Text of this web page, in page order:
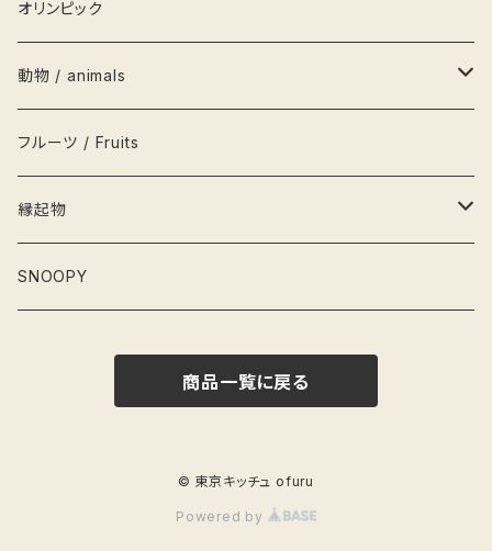
衣類
グラス
茶碗
栓抜き
水筒
灰皿
キャップ
栞
カード
積み木
かるた
輪投げ
こけし
フィギュア
オリンピック
動物 / animals
ペンギン
犬
猫
フルーツ / Fruits
縁起物
お雛さま
SNOOPY
商品一覧に戻る
© 東京キッチュ ofuru
Powered by